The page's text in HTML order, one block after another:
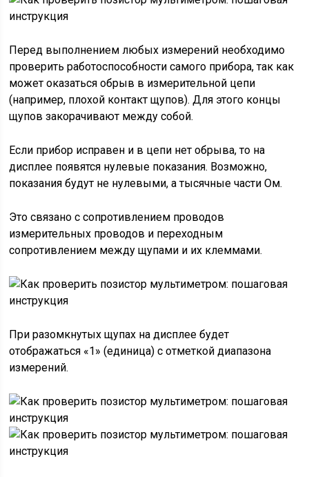
Перед выполнением любых измерений необходимо
проверить работоспособности самого прибора, так как
может оказаться обрыв в измерительной цепи
(например, плохой контакт щупов). Для этого концы
щупов закорачивают между собой.
Если прибор исправен и в цепи нет обрыва, то на
дисплее появятся нулевые показания. Возможно,
показания будут не нулевыми, а тысячные части Ом.
Это связано с сопротивлением проводов
измерительных проводов и переходным
сопротивлением между щупами и их клеммами.
При разомкнутых щупах на дисплее будет
отображаться «1» (единица) с отметкой диапазона
измерений.